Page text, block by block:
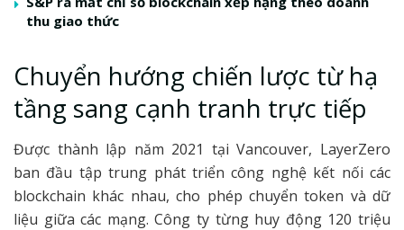
thu giao thức
Chuyển hướng chiến lược từ hạ
tầng sang cạnh tranh trực tiếp
Được thành lập năm 2021 tại Vancouver, LayerZero
ban đầu tập trung phát triển công nghệ kết nối các
blockchain khác nhau, cho phép chuyển token và dữ
liệu giữa các mạng. Công ty từng huy động 120 triệu